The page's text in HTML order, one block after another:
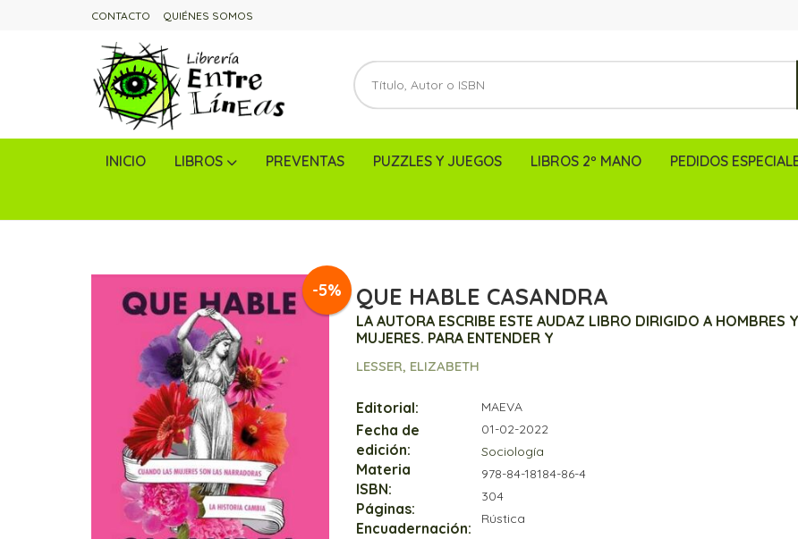
CONTACTO QUIÉNES SOMOS
INICIO LIBROS PREVENTAS PUZZLES Y JUEGOS LIBROS 2º MANO PEDIDOS
-5% QUE HABLE CASANDRA
LA AUTORA ESCRIBE ESTE AUDAZ LIBRO DIRIGIDO A HOMBRES Y
MUJERES. PARA ENTENDER Y
LESSER, ELIZABETH
Editorial: MAEVA
Fecha de
edición:
01-02-2022
Materia
Sociología
ISBN:
978-84-18184-86-4
Páginas:
304
Encuadernación:
Rústica